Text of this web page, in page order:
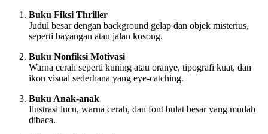
Buku Fiksi Thriller
Judul besar dengan background gelap dan objek misterius,
seperti bayangan atau jalan kosong.
Buku Nonfiksi Motivasi
Warna cerah seperti kuning atau oranye, tipografi kuat, dan
ikon visual sederhana yang eye-catching.
Buku Anak-anak
Ilustrasi lucu, warna cerah, dan font bulat besar yang mudah
dibaca.